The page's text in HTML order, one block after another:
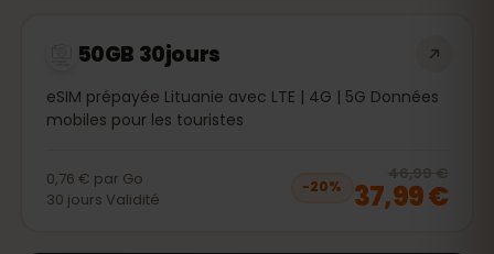
50GB 30jours
eSIM prépayée Lituanie avec LTE | 4G | 5G Données
mobiles pour les touristes
0,76 € par Go
30 jours Validité
−20%
46,99 €
37,99 €